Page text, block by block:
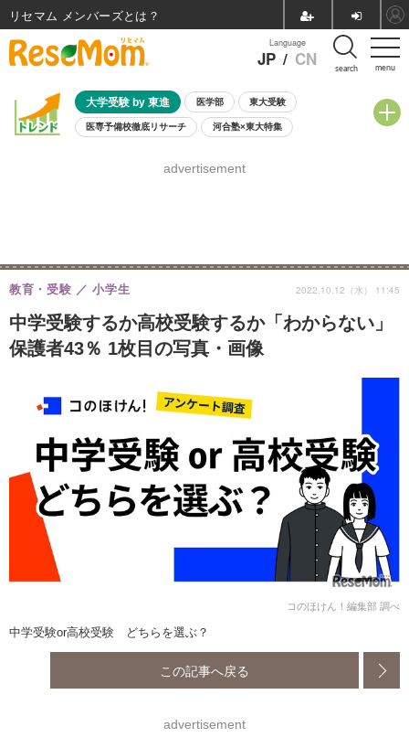
menu
Language
JP / CN search
大学受験 by 東進 医学部 東大受験
医専予備校徹底リサーチ 河合塾×東大特集
8月開催学校説明会・相談会
advertisement
中学受験するか高校受験するか「わからない」
保護者43％ 1枚目の写真・画像
教育・受験 小学生 2022.10.12（水） 11:45
コのほけん！編集部 調べ
中学受験or高校受験 どちらを選ぶ？
この記事へ戻る
advertisement
リセマム メンバーズ